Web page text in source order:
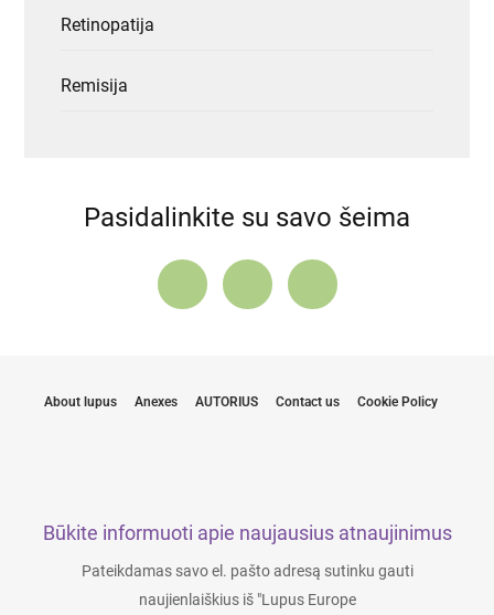
Retinopatija
Remisija
Pasidalinkite su savo šeima
About lupus Anexes AUTORIUS Contact us Cookie Policy
Būkite informuoti apie naujausius atnaujinimus
Pateikdamas savo el. pašto adresą sutinku gauti
naujienlaiškius iš "Lupus Europe